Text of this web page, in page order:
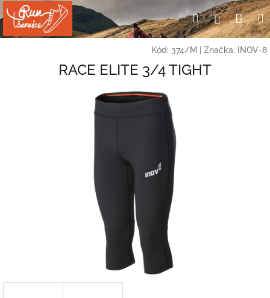
na
obsah
HledatPřihlášení
Kód: 374/M Značka: INOV-8
RACE ELITE 3/4 TIGHT